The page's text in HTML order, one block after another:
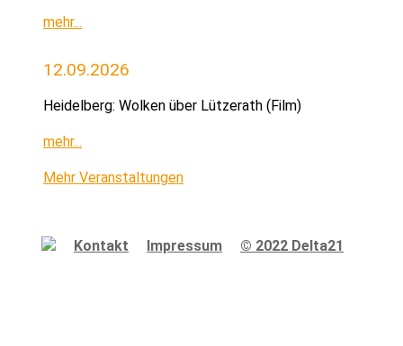
mehr...
12.09.2026
Heidelberg: Wolken über Lützerath (Film)
mehr...
Mehr Veranstaltungen
Kontakt Impressum © 2022 Delta21